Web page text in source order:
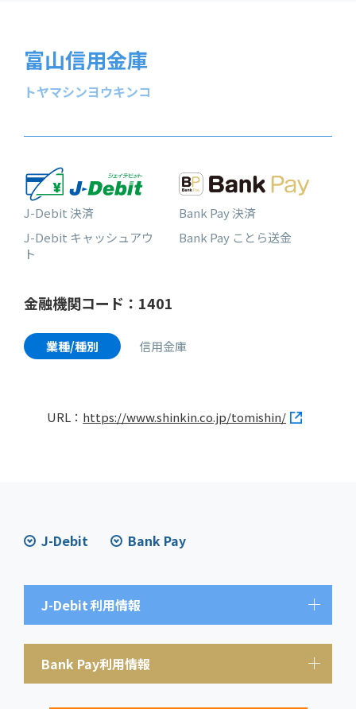
富山信用金庫
トヤマシンヨウキンコ
J-Debit 決済
J-Debit キャッシュアウ
ト
Bank Pay 決済
Bank Pay ことら送金
金融機関コード：1401
業種/種別 信用金庫
URL： https://www.shinkin.co.jp/tomishin/
J-Debit Bank Pay
J-Debit利用情報
Bank Pay利用情報